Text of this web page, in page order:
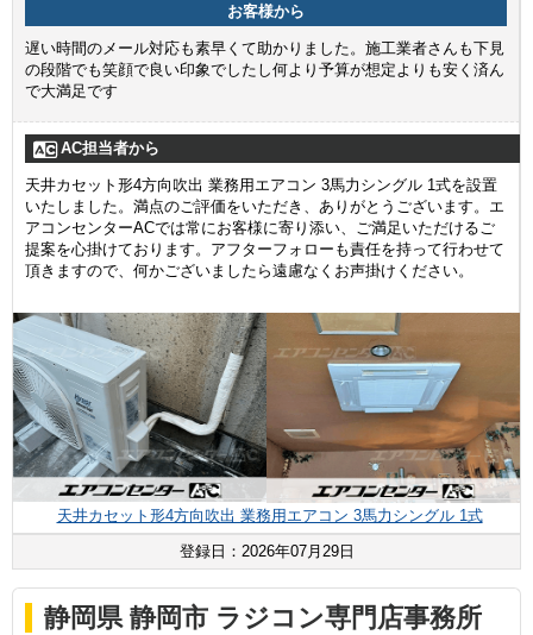
お客様から
遅い時間のメール対応も素早くて助かりました。施工業者さんも下見
の段階でも笑顔で良い印象でしたし何より予算が想定よりも安く済ん
で大満足です
AC担当者から
天井カセット形4方向吹出 業務用エアコン 3馬力シングル 1式を設置
いたしました。満点のご評価をいただき、ありがとうございます。エ
アコンセンターACでは常にお客様に寄り添い、ご満足いただけるご
提案を心掛けております。アフターフォローも責任を持って行わせて
頂きますので、何かございましたら遠慮なくお声掛けください。
天井カセット形4方向吹出 業務用エアコン 3馬力シングル 1式
登録日：2026年07月29日
静岡県 静岡市 ラジコン専門店事務所